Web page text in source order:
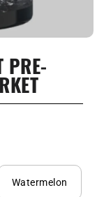
PRE-
Watermelon